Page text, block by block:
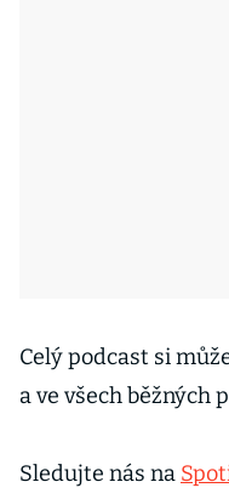
Celý podcast si
a ve všech běžných
Sledujte nás na